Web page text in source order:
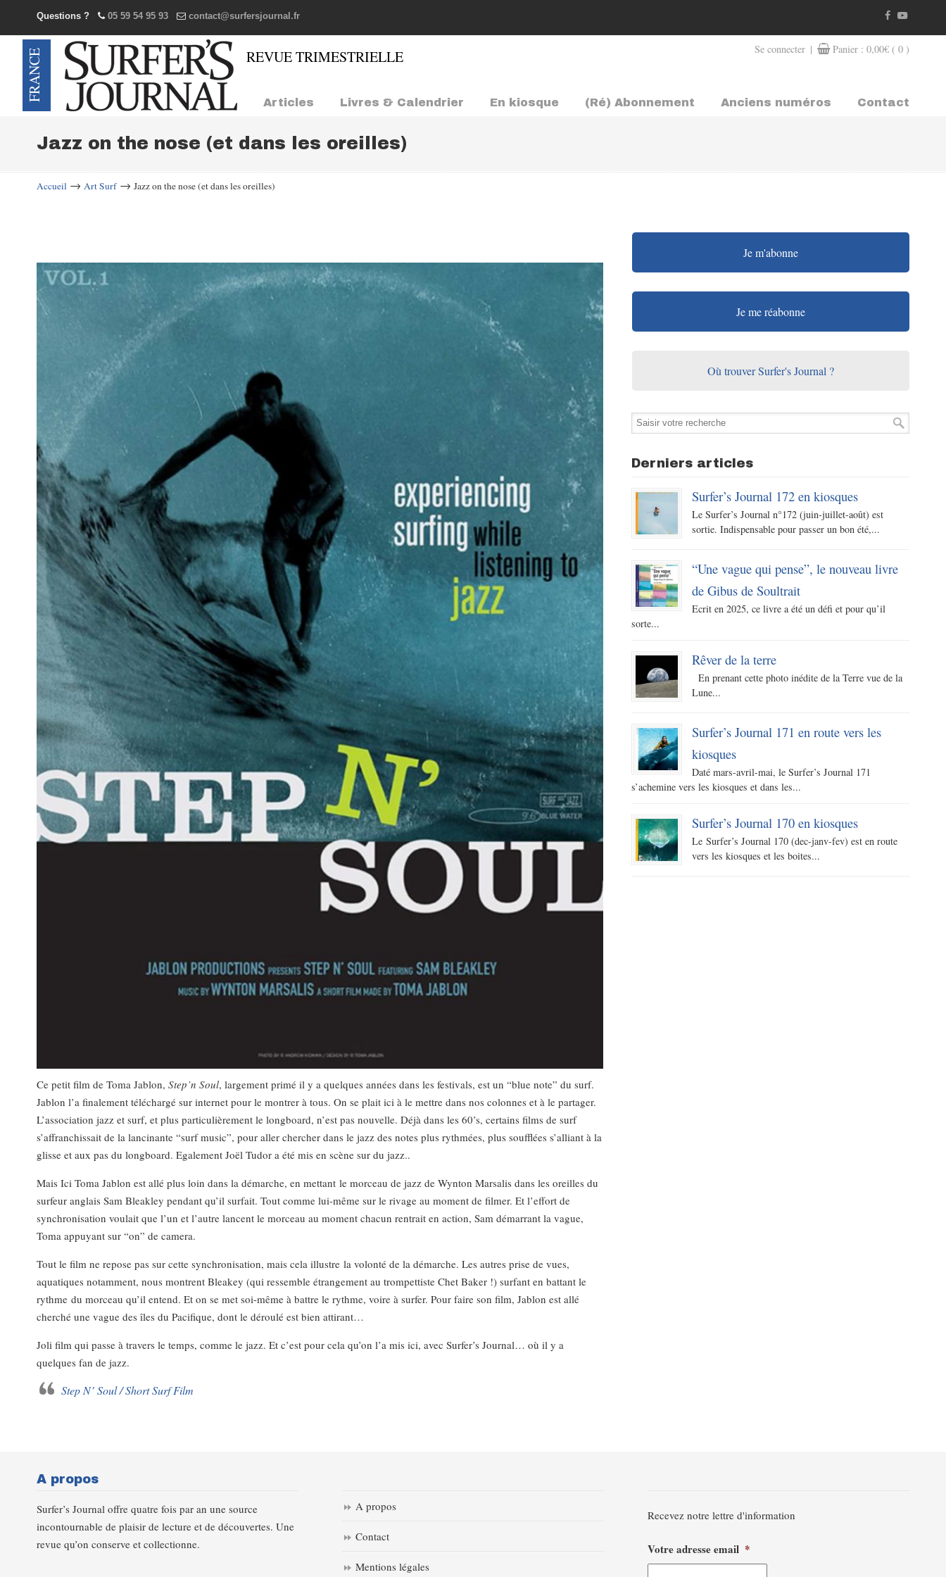
Questions ? 05 59 54 95 93 contact@surfersjournal.fr
Se connecter | Panier : 0,00€ ( 0 )
Articles Livres & Calendrier En kiosque (Ré) Abonnement Anciens numéros Contact
Navigation
Jazz on the nose (et dans les oreilles)
Accueil → Art Surf → Jazz on the nose (et dans les oreilles)
Ce petit film de Toma Jablon, Step’n Soul, largement primé il y a quelques années dans les festivals, est un “blue note” du surf.
Jablon l’a finalement téléchargé sur internet pour le montrer à tous. On se plait ici à le mettre dans nos colonnes et à le partager.
L’association jazz et surf, et plus particulièrement le longboard, n’est pas nouvelle. Déjà dans les 60’s, certains films de surf
s’affranchissait de la lancinante “surf music”, pour aller chercher dans le jazz des notes plus rythmées, plus soufflées s’alliant à la
glisse et aux pas du longboard. Egalement Joël Tudor a été mis en scène sur du jazz..
Mais Ici Toma Jablon est allé plus loin dans la démarche, en mettant le morceau de jazz de Wynton Marsalis dans les oreilles du
surfeur anglais Sam Bleakley pendant qu’il surfait. Tout comme lui-même sur le rivage au moment de filmer. Et l’effort de
synchronisation voulait que l’un et l’autre lancent le morceau au moment chacun rentrait en action, Sam démarrant la vague,
Toma appuyant sur “on” de camera.
Tout le film ne repose pas sur cette synchronisation, mais cela illustre la volonté de la démarche. Les autres prise de vues,
aquatiques notamment, nous montrent Bleakey (qui ressemble étrangement au trompettiste Chet Baker !) surfant en battant le
rythme du morceau qu’il entend. Et on se met soi-même à battre le rythme, voire à surfer. Pour faire son film, Jablon est allé
cherché une vague des îles du Pacifique, dont le déroulé est bien attirant…
Joli film qui passe à travers le temps, comme le jazz. Et c’est pour cela qu’on l’a mis ici, avec Surfer’s Journal… où il y a
quelques fan de jazz.
Step N’ Soul / Short Surf Film
Je m'abonne
Je me réabonne
Où trouver Surfer's Journal ?
Derniers articles
Surfer’s Journal 172 en kiosques
Le Surfer’s Journal n°172 (juin-juillet-août) est
sortie. Indispensable pour passer un bon été,...
“Une vague qui pense”, le nouveau livre
de Gibus de Soultrait
Ecrit en 2025, ce livre a été un défi et pour qu’il
sorte...
Rêver de la terre
En prenant cette photo inédite de la Terre vue de la
Lune...
Surfer’s Journal 171 en route vers les
kiosques
Daté mars-avril-mai, le Surfer’s Journal 171
s’achemine vers les kiosques et dans les...
Surfer’s Journal 170 en kiosques
Le Surfer’s Journal 170 (dec-janv-fev) est en route
vers les kiosques et les boites...
A propos
Surfer’s Journal offre quatre fois par an une source
incontournable de plaisir de lecture et de découvertes. Une
revue qu’on conserve et collectionne.
A propos
Contact
Mentions légales
Recevez notre lettre d'information
Votre adresse email *